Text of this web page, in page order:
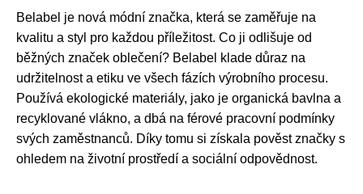
Belabel je nová módní značka, která se zaměřuje na
kvalitu a styl pro každou příležitost. Co ji odlišuje od
běžných značek oblečení? Belabel klade důraz na
udržitelnost a etiku ve všech fázích výrobního procesu.
Používá ekologické materiály, jako je organická bavlna a
recyklované vlákno, a dbá na férové pracovní podmínky
svých zaměstnanců. Díky tomu si získala pověst značky s
ohledem na životní prostředí a sociální odpovědnost.